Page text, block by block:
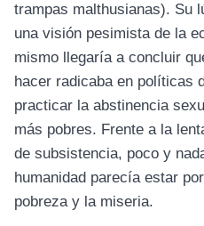
trampas malthusianas). Su
una visión pesimista de la
mismo llegaría a concluir
hacer radicaba en políticas
practicar la abstinencia
más pobres. Frente a la
de subsistencia, poco y
humanidad parecía estar
pobreza y la miseria.